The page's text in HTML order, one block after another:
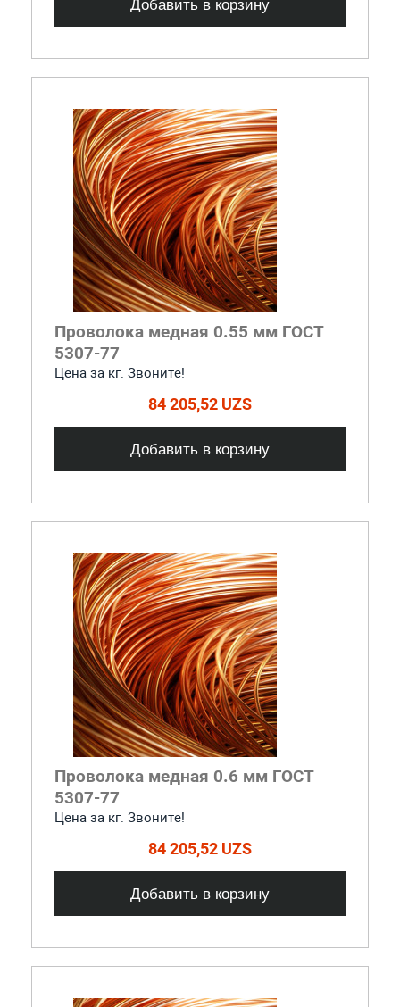
Добавить в корзину
Проволока медная 0.55 мм ГОСТ
5307-77
Цена за кг. Звоните!
84 205,52 UZS
Добавить в корзину
Проволока медная 0.6 мм ГОСТ
5307-77
Цена за кг. Звоните!
84 205,52 UZS
Добавить в корзину